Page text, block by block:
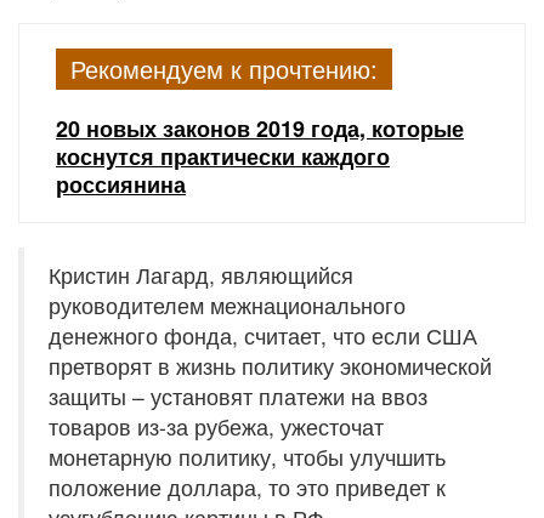
Рекомендуем к прочтению:
20 новых законов 2019 года, которые
коснутся практически каждого
россиянина
Кристин Лагард, являющийся
руководителем межнационального
денежного фонда, считает, что если США
претворят в жизнь политику экономической
защиты – установят платежи на ввоз
товаров из-за рубежа, ужесточат
монетарную политику, чтобы улучшить
положение доллара, то это приведет к